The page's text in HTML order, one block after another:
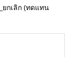
ยกเลิก (ทดแทน